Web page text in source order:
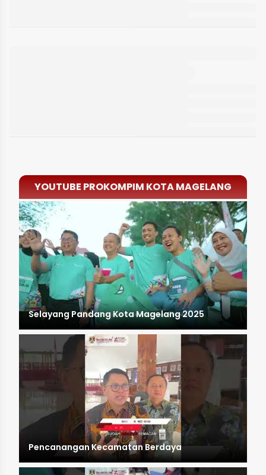
YOUTUBE PROKOMPIM KOTA MAGELANG
Selayang Pandang Kota Magelang 2025
Pencanangan Kecamatan Berdaya